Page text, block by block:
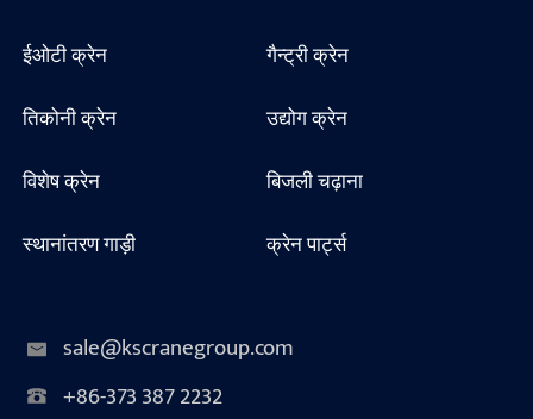
ईओटी क्रेन
गैन्ट्री क्रेन
तिकोनी क्रेन
उद्योग क्रेन
विशेष क्रेन
बिजली चढ़ाना
स्थानांतरण गाड़ी
क्रेन पार्ट्स
sale@kscranegroup.com
+86-373 387 2232